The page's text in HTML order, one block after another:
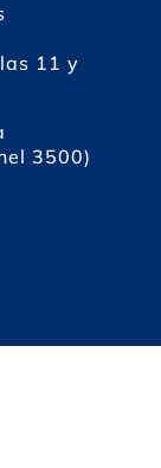
11 y
3500)